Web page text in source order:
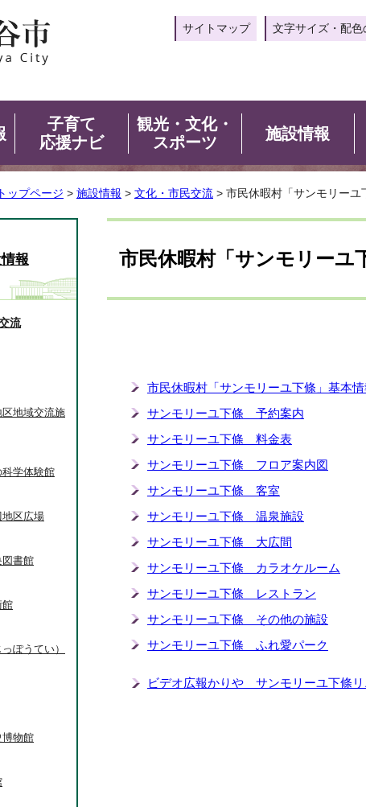
サイトマップ 文字サイズ・配色
子育て
応援ナビ
観光・文化・
スポーツ
施設情報
トップページ > 施設情報 > 文化・市民交流 > 市民休暇村「サンモリーユ
市民休暇村「サンモリーユ
市民休暇村「サンモリーユ下條」基本情
サンモリーユ下條 予約案内
サンモリーユ下條 料金表
サンモリーユ下條 フロア案内図
サンモリーユ下條 客室
サンモリーユ下條 温泉施設
サンモリーユ下條 大広間
サンモリーユ下條 カラオケルーム
サンモリーユ下條 レストラン
サンモリーユ下條 その他の施設
サンモリーユ下條 ふれ愛パーク
ビデオ広報かりや サンモリーユ下條リ
報
流
地域交流施
学体験館
区広場
図書館
館
ぽうてい）
博物館